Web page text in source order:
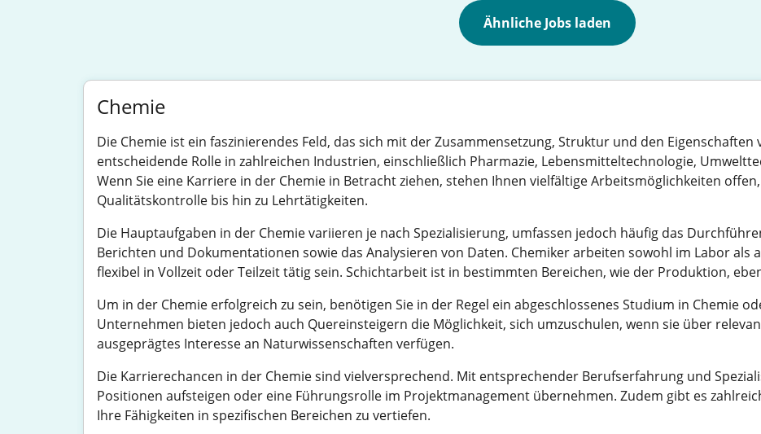
Ähnliche Jobs laden
Chemie
Die Chemie ist ein faszinierendes Feld, das sich mit der Zusammensetzung, Struktur und den
entscheidende Rolle in zahlreichen Industrien, einschließlich Pharmazie, Lebensmitteltechnologie,
Wenn Sie eine Karriere in der Chemie in Betracht ziehen, stehen Ihnen vielfältige Arbeitsmöglichkeiten
Qualitätskontrolle bis hin zu Lehrtätigkeiten.
Die Hauptaufgaben in der Chemie variieren je nach Spezialisierung, umfassen jedoch häufig das
Berichten und Dokumentationen sowie das Analysieren von Daten. Chemiker arbeiten sowohl im Labor als
flexibel in Vollzeit oder Teilzeit tätig sein. Schichtarbeit ist in bestimmten Bereichen, wie der Produktion,
Um in der Chemie erfolgreich zu sein, benötigen Sie in der Regel ein abgeschlossenes Studium in Chemie
Unternehmen bieten jedoch auch Quereinsteigern die Möglichkeit, sich umzuschulen, wenn sie über
ausgeprägtes Interesse an Naturwissenschaften verfügen.
Die Karrierechancen in der Chemie sind vielversprechend. Mit entsprechender Berufserfahrung und
Positionen aufsteigen oder eine Führungsrolle im Projektmanagement übernehmen. Zudem gibt es
Ihre Fähigkeiten in spezifischen Bereichen zu vertiefen.